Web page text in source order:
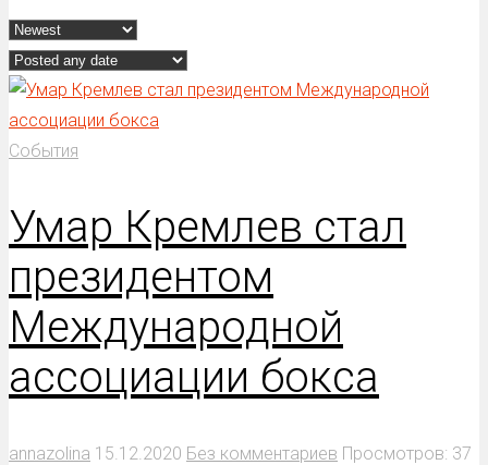
События
Умар Кремлев стал
президентом
Международной
ассоциации бокса
annazolina 15.12.2020 Без комментариев Просмотров: 37